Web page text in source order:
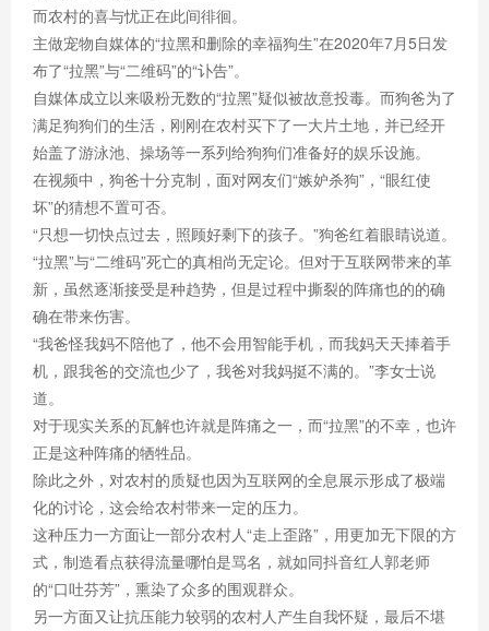
而农村的喜与忧正在此间徘徊。
主做宠物自媒体的“拉黑和删除的幸福狗生”在2020年7月5日发
布了“拉黑”与“二维码”的“讣告”。
自媒体成立以来吸粉无数的“拉黑”疑似被故意投毒。而狗爸为了
满足狗狗们的生活，刚刚在农村买下了一大片土地，并已经开
始盖了游泳池、操场等一系列给狗狗们准备好的娱乐设施。
在视频中，狗爸十分克制，面对网友们“嫉妒杀狗”，“眼红使
坏”的猜想不置可否。
“只想一切快点过去，照顾好剩下的孩子。”狗爸红着眼睛说道。
“拉黑”与“二维码”死亡的真相尚无定论。但对于互联网带来的革
新，虽然逐渐接受是种趋势，但是过程中撕裂的阵痛也的的确
确在带来伤害。
“我爸怪我妈不陪他了，他不会用智能手机，而我妈天天捧着手
机，跟我爸的交流也少了，我爸对我妈挺不满的。”李女士说
道。
对于现实关系的瓦解也许就是阵痛之一，而“拉黑”的不幸，也许
正是这种阵痛的牺牲品。
除此之外，对农村的质疑也因为互联网的全息展示形成了极端
化的讨论，这会给农村带来一定的压力。
这种压力一方面让一部分农村人“走上歪路”，用更加无下限的方
式，制造看点获得流量哪怕是骂名，就如同抖音红人郭老师
的“口吐芬芳”，熏染了众多的围观群众。
另一方面又让抗压能力较弱的农村人产生自我怀疑，最后不堪